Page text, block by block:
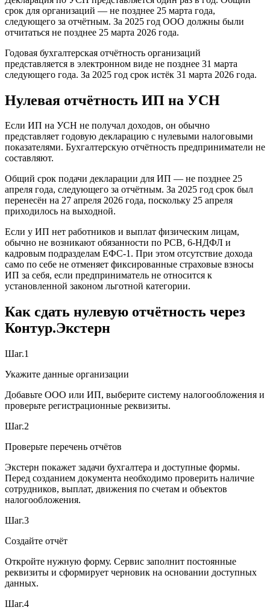
срок для организаций — не позднее 25 марта года,
следующего за отчётным. За 2025 год ООО должны были
отчитаться не позднее 25 марта 2026 года.
Годовая бухгалтерская отчётность организаций
представляется в электронном виде не позднее 31 марта
следующего года. За 2025 год срок истёк 31 марта 2026 года.
Нулевая отчётность ИП на УСН
Если ИП на УСН не получал доходов, он обычно
представляет годовую декларацию с нулевыми налоговыми
показателями. Бухгалтерскую отчётность предприниматели не
составляют.
Общий срок подачи декларации для ИП — не позднее 25
апреля года, следующего за отчётным. За 2025 год срок был
перенесён на 27 апреля 2026 года, поскольку 25 апреля
приходилось на выходной.
Если у ИП нет работников и выплат физическим лицам,
обычно не возникают обязанности по РСВ, 6-НДФЛ и
кадровым подразделам ЕФС-1. При этом отсутствие дохода
само по себе не отменяет фиксированные страховые взносы
ИП за себя, если предприниматель не относится к
установленной законом льготной категории.
Как сдать нулевую отчётность через
Контур.Экстерн
Шаг.1
Укажите данные организации
Добавьте ООО или ИП, выберите систему налогообложения и
проверьте регистрационные реквизиты.
Шаг.2
Проверьте перечень отчётов
Экстерн покажет задачи бухгалтера и доступные формы.
Перед созданием документа необходимо проверить наличие
сотрудников, выплат, движения по счетам и объектов
налогообложения.
Шаг.3
Создайте отчёт
Откройте нужную форму. Сервис заполнит постоянные
реквизиты и сформирует черновик на основании доступных
данных.
Шаг.4